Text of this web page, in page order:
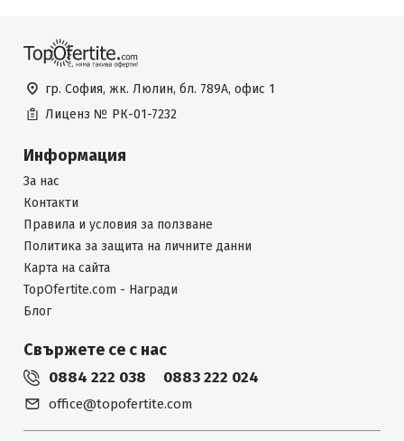
гр. София, жк. Люлин, бл. 789А, офис 1
Лиценз № РК-01-7232
Информация
За нас
Контакти
Правила и условия за ползване
Политика за защита на личните данни
Карта на сайта
TopOfertite.com - Награди
Блог
Свържете се с нас
0884 222 038 0883 222 024
office@topofertite.com